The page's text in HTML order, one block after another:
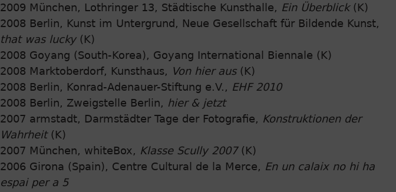
2009 München, Lothringer 13, Städtische Kunsthalle, Ein Überblick(K)
2008 Berlin, Kunst im Untergrund, Neue Gesellschaft für Bildende Kunst,
that was lucky(K)
2008 Goyang (South-Korea), Goyang International Biennale (K)
2008 Marktoberdorf, Kunsthaus, Von hier aus(K)
2008 Berlin, Konrad-Adenauer-Stiftung e.V., EHF 2010
2008 Berlin, Zweigstelle Berlin, hier & jetzt
2007 armstadt, Darmstädter Tage der Fotografie, Konstruktionen der
Wahrheit(K)
2007 München, whiteBox, Klasse Scully 2007(K)
2006 Girona (Spain), Centre Cultural de la Merce, En un calaix no hi ha
espai per a 5